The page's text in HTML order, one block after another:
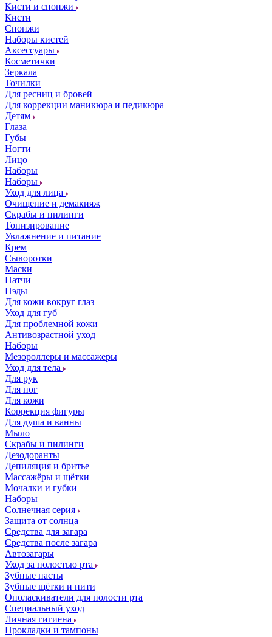
Кисти и спонжи
Кисти
Спонжи
Наборы кистей
Аксессуары
Косметички
Зеркала
Точилки
Для ресниц и бровей
Для коррекции маникюра и педикюра
Детям
Глаза
Губы
Ногти
Лицо
Наборы
Наборы
Уход для лица
Очищение и демакияж
Скрабы и пилинги
Тонизирование
Увлажнение и питание
Крем
Сыворотки
Маски
Патчи
Пэды
Для кожи вокруг глаз
Уход для губ
Для проблемной кожи
Антивозрастной уход
Наборы
Мезороллеры и массажеры
Уход для тела
Для рук
Для ног
Для кожи
Коррекция фигуры
Для душа и ванны
Мыло
Скрабы и пилинги
Дезодоранты
Депиляция и бритье
Массажёры и щётки
Мочалки и губки
Наборы
Солнечная серия
Защита от солнца
Средства для загара
Средства после загара
Автозагары
Уход за полостью рта
Зубные пасты
Зубные щётки и нити
Ополаскиватели для полости рта
Специальный уход
Личная гигиена
Прокладки и тампоны